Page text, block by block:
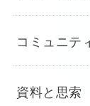
コミュニテ
資料と思索